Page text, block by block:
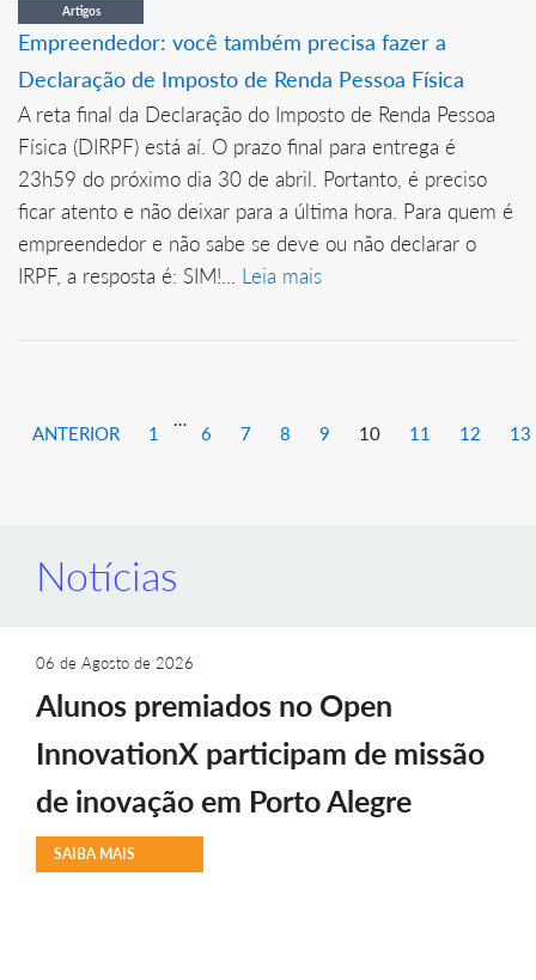
Artigos
Empreendedor: você também precisa fazer a
Declaração de Imposto de Renda Pessoa Física
A reta final da Declaração do Imposto de Renda Pessoa
Física (DIRPF) está aí. O prazo final para entrega é
23h59 do próximo dia 30 de abril. Portanto, é preciso
ficar atento e não deixar para a última hora. Para quem é
empreendedor e não sabe se deve ou não declarar o
IRPF, a resposta é: SIM!... Leia mais
ANTERIOR 1
…
6 7 8 9 10 11 12 13
Notícias
06 de Agosto de 2026
Alunos premiados no Open
InnovationX participam de missão
de inovação em Porto Alegre
SAIBA MAIS